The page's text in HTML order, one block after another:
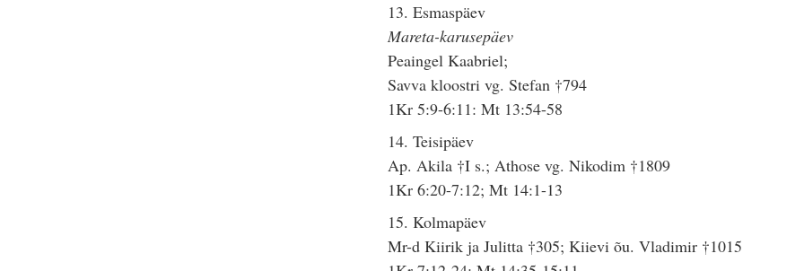
13. Esmaspäev
Mareta-karusepäev
Peaingel Kaabriel;
Savva kloostri vg. Stefan †794
1Kr 5:9-6:11: Mt 13:54-58
14. Teisipäev
Ap. Akila †I s.; Athose vg. Nikodim †1809
1Kr 6:20-7:12; Mt 14:1-13
15. Kolmapäev
Mr-d Kiirik ja Julitta †305; Kiievi õu. Vladimir †1015